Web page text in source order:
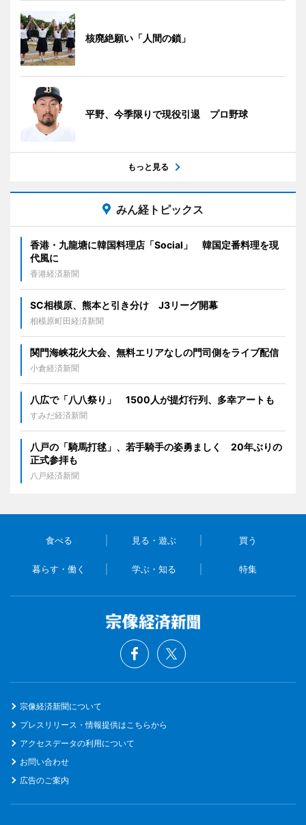
核廃絶願い「人間の鎖」
平野、今季限りで現役引退 プロ野球
もっと見る
みん経トピックス
香港・九龍塘に韓国料理店「Social」 韓国定番料理を現
代風に
香港経済新聞
SC相模原、熊本と引き分け J3リーグ開幕
相模原町田経済新聞
関門海峡花火大会、無料エリアなしの門司側をライブ配信
小倉経済新聞
八広で「八八祭り」 1500人が提灯行列、多幸アートも
すみだ経済新聞
八戸の「騎馬打毬」、若手騎手の姿勇ましく 20年ぶりの
正式参拝も
八戸経済新聞
食べる 見る・遊ぶ 買う
暮らす・働く 学ぶ・知る 特集
宗像経済新聞について
プレスリリース・情報提供はこちらから
アクセスデータの利用について
お問い合わせ
広告のご案内